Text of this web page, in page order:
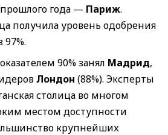
года — Париж.
получила уровень одобрения
90% занял Мадрид,
Лондон (88%). Эксперты
столица во многом
местом доступности
крупнейших